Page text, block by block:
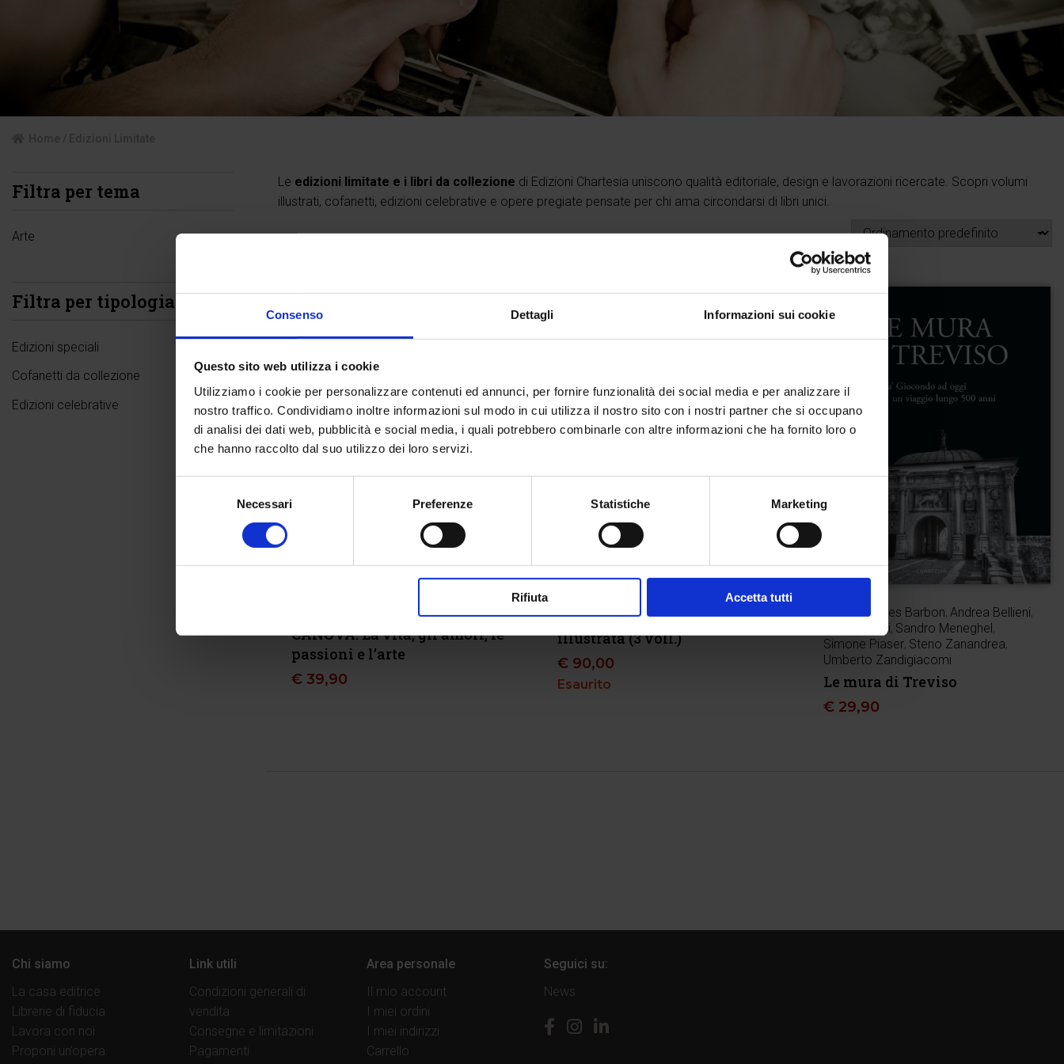
Consenso Dettagli Informazioni sui cookie
Questo sito web utilizza i cookie
Utilizziamo i cookie per personalizzare contenuti ed annunci, per fornire funzionalità dei social media e per analizzare il
nostro traffico. Condividiamo inoltre informazioni sul modo in cui utilizza il nostro sito con i nostri partner che si occupano
di analisi dei dati web, pubblicità e social media, i quali potrebbero combinarle con altre informazioni che ha fornito loro o
che hanno raccolto dal suo utilizzo dei loro servizi.
Necessari Preferenze Statistiche Marketing
Rifiuta Accetta tutti
Filtra per tema
Arte
Filtra per tipologia
Edizioni speciali
Cofanetti da collezione
Edizioni celebrative
Le edizioni limitate e i libri da collezione di Edizioni Chartesia uniscono qualità editoriale, design e lavorazioni ricercate. Scopri volumi
illustrati, cofanetti, edizioni celebrative e opere pregiate pensate per chi ama circondarsi di libri unici.
CANOVA. La vita, gli amori, le
passioni e l’arte
€ 39,90
Divina Commedia – Edizione
illustrata (3 voll.)
€ 90,00
Esaurito
Ferdy Hermes Barbon, Andrea Bellieni,
Achille Costi, Sandro Meneghel ,
Simone Piaser, Steno Zanandrea,
Umberto Zandigiacomi
Le mura di Treviso
€ 29,90
Chi siamo
La casa editrice
Librerie di fiducia
Lavora con noi
Proponi un’opera
Link utili
Condizioni generali di
vendita
Consegne e limitazioni
Pagamenti
Area personale
Il mio account
I miei ordini
I miei indirizzi
Carrello
Seguici su:
News